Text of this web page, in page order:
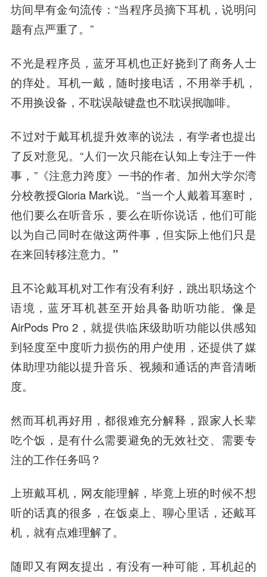
坊间早有金句流传：“当程序员摘下耳机，说明问
题有点严重了。”
不光是程序员，蓝牙耳机也正好挠到了商务人士
的痒处。耳机一戴，随时接电话，不用举手机，
不用换设备，不耽误敲键盘也不耽误抿咖啡。
不过对于戴耳机提升效率的说法，有学者也提出
了反对意见。 “人们一次只能在认知上专注于一件
事，”《注意力跨度》一书的作者、加州大学尔湾
分校教授Gloria Mark说。“当一个人戴着耳塞时，
他们要么在听音乐，要么在听你说话，他们可能
以为自己同时在做这两件事，但实际上他们只是
在来回转移注意力。”
且不论戴耳机对工作有没有利好，跳出职场这个
语境，蓝牙耳机甚至开始具备助听功能。像是
AirPods Pro 2，就提供临床级助听功能以供感知
到轻度至中度听力损伤的用户使用，还提供了媒
体助理功能以提升音乐、视频和通话的声音清晰
度。
然而耳机再好用，都很难充分解释，跟家人长辈
吃个饭，是有什么需要避免的无效社交、需要专
注的工作任务吗？
上班戴耳机，网友能理解，毕竟上班的时候不想
听的话真的很多，在饭桌上、聊心里话，还戴耳
机，就有点难理解了。
随即又有网友提出， 有没有一种可能，耳机起的